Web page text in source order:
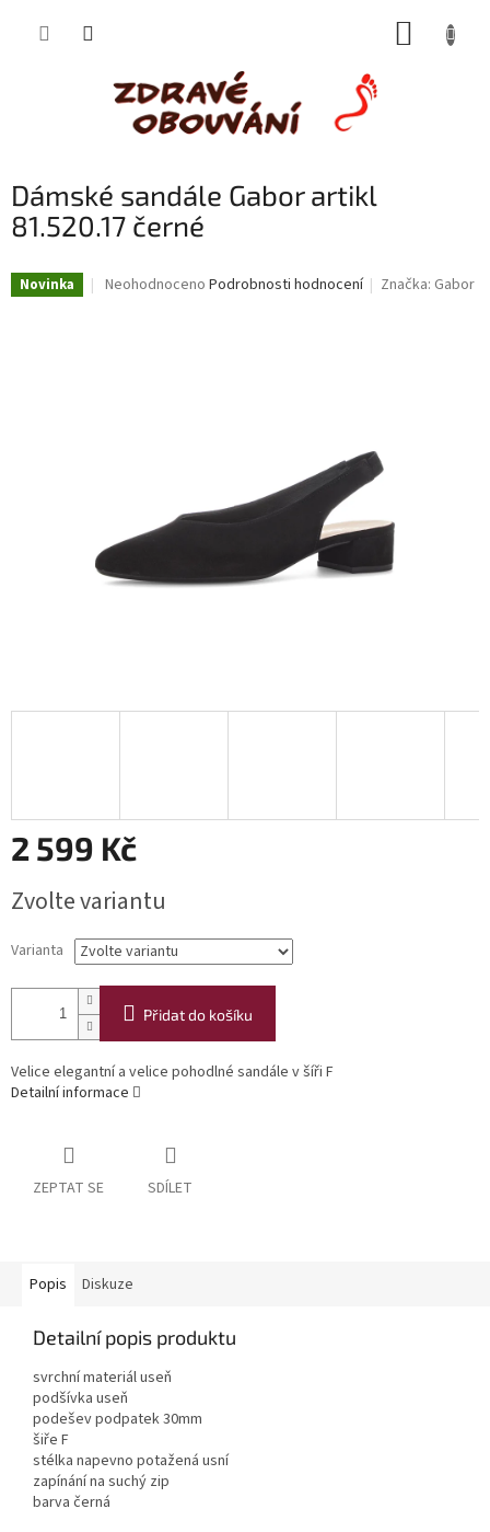
Dámské sandále Gabor artikl
81.520.17 černé
Novinka
Průměrné
Neohodnoceno Podrobnosti hodnocení Značka: Gabor
2 599 Kč
cena:
Zvolte variantu
Varianta
Přidat do košíku
Velice elegantní a velice pohodlné sandále v šíři F
Detailní informace
ZEPTAT SE SDÍLET
Popis Diskuze
Detailní popis produktu
svrchní materiál useň
podšívka useň
podešev podpatek 30mm
šiře F
stélka napevno potažená usní
zapínání na suchý zip
barva černá